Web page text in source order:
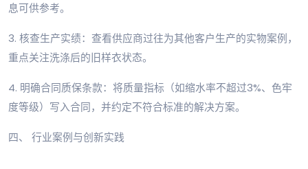
息可供参考。
3. 核查生产实绩：查看供应商过往为其他客户生产的实物案例，
重点关注洗涤后的旧样衣状态。
4. 明确合同质保条款：将质量指标（如缩水率不超过3%、色牢
度等级）写入合同，并约定不符合标准的解决方案。
四、 行业案例与创新实践